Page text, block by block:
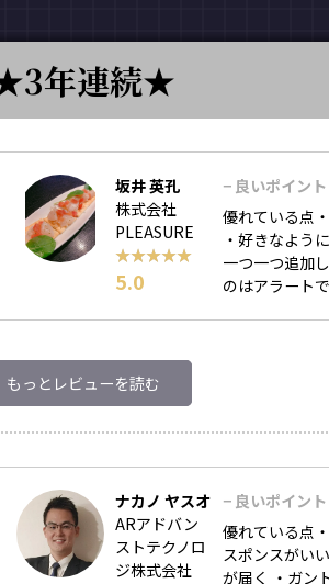
3年連続
坂井 英孔
株式会社
PLEASURE
★★★★★
★★★★★
5.0
− 良いポイント
優れている点
・好きなよう
一つ一つ追加
のはアラート
もっとレビューを読む
ナカノ ヤスオ
ARアドバン
ストテクノロ
ジ株式会社
− 良いポイント
優れている点
スポンスがい
が届く ・ガン